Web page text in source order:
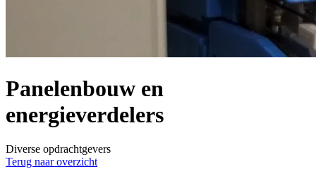
Panelenbouw en
energieverdelers
Diverse opdrachtgevers
Terug naar overzicht